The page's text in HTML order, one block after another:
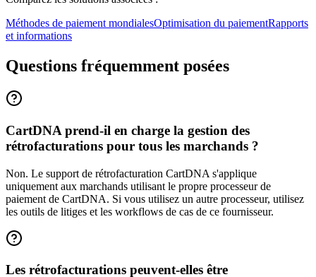
Méthodes de paiement mondialesOptimisation du paiementRapports
et informations
Questions fréquemment posées
CartDNA prend-il en charge la gestion des
rétrofacturations pour tous les marchands ?
Non. Le support de rétrofacturation CartDNA s'applique
uniquement aux marchands utilisant le propre processeur de
paiement de CartDNA. Si vous utilisez un autre processeur, utilisez
les outils de litiges et les workflows de cas de ce fournisseur.
Les rétrofacturations peuvent-elles être